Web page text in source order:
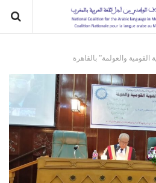
القومية والعولمة” بالقاهرة